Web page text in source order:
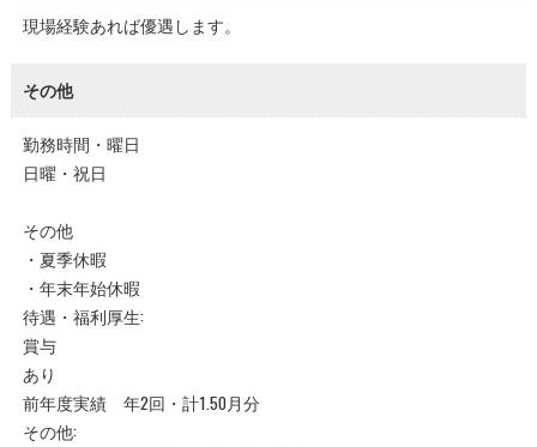
現場経験あれば優遇します。
その他
勤務時間・曜日
日曜・祝日
その他
・夏季休暇
・年末年始休暇
待遇・福利厚生:
賞与
あり
前年度実績 年2回・計1.50月分
その他: